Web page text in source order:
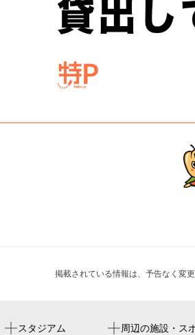
掲載されている情報は、予告なく変
スタジアム 周辺の施設・ス
りませんでした。